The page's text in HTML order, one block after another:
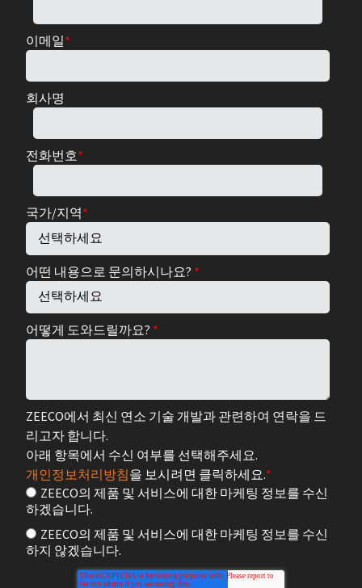
이메일*
회사명
전화번호*
국가/지역*
어떤 내용으로 문의하시나요? *
어떻게 도와드릴까요? *
ZEECO에서 최신 연소 기술 개발과 관련하여 연락을 드
리고자 합니다.
아래 항목에서 수신 여부를 선택해주세요.
개인정보처리방침을 보시려면 클릭하세요.*
ZEECO의 제품 및 서비스에 대한 마케팅 정보를 수신
하겠습니다.
ZEECO의 제품 및 서비스에 대한 마케팅 정보를 수신
하지 않겠습니다.